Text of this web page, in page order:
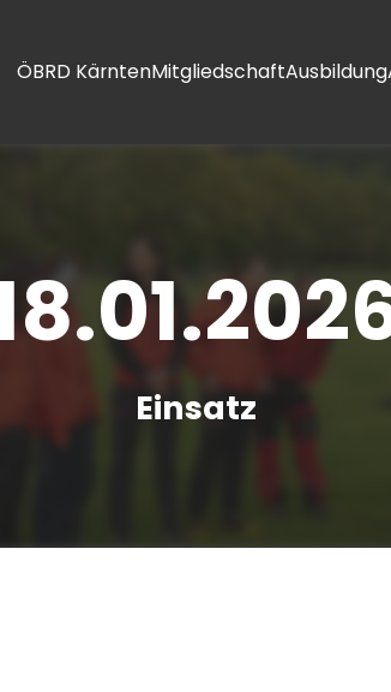
ÖBRD KärntenMitgliedschaftAusbildung
Einsatz